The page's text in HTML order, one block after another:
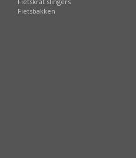
Fietsbakken